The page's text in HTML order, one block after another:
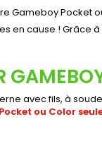
Gameboy Pocket
en cause ! Grâce
avec fils, à
ou Color